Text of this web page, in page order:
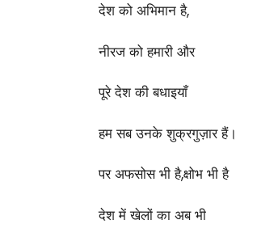
देश को अभिमान है,
नीरज को हमारी और
पूरे देश की बधाइयाँ
हम सब उनके शुक्रगुज़ार हैं।
पर अफसोस भी है,क्षोभ भी है
देश में खेलों का अब भी